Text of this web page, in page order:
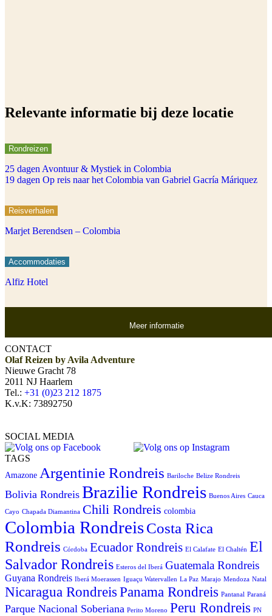
Relevante informatie bij deze locatie
Rondreizen
25 dagen Avontuur & Mystiek in Colombia
19 dagen Op reis naar het Colombia van Gabriel Gacría Máriquez
Reisverhalen
Marjet Berendsen – Colombia
Accommodaties
Alfiz Hotel
Meer informatie
CONTACT
Olaf Reizen by Avila Adventure
Nieuwe Gracht 78
2011 NJ Haarlem
Tel.: +31 (0)23 212 1875
K.v.K: 73892750
SOCIAL MEDIA
TAGS
Amazone Argentinie Rondreis Bariloche Belize Rondreis
Bolivia Rondreis Brazilie Rondreis Buenos Aires Cauca
Cayo Chapada Diamantina Chili Rondreis colombia
Colombia RondreisCosta Rica
Rondreis Córdoba Ecuador Rondreis El Calafate El Chaltén El
Salvador Rondreis Esteros del Iberá Guatemala Rondreis
Guyana Rondreis Iberá Moerassen Iguaçu Watervallen La Paz Marajo Mendoza Natal
Nicaragua Rondreis Panama Rondreis Pantanal Paraná
Parque Nacional Soberiana Perito Moreno Peru Rondreis PN